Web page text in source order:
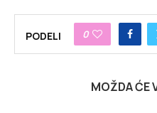
PODELI 0
MOŽDA ĆE